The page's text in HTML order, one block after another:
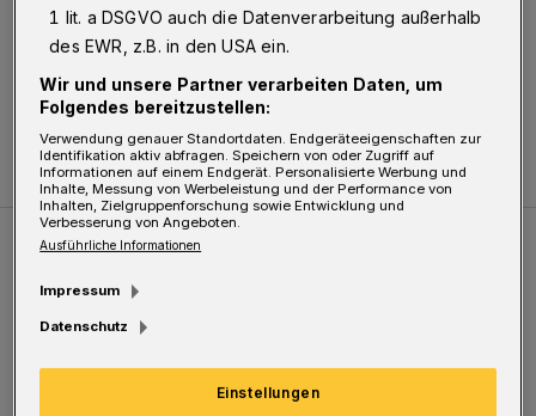
Sommer in der Elberfelder City
1 lit. a DSGVO auch die Datenverarbeitung außerhalb
des EWR, z.B. in den USA ein.
Wir und unsere Partner verarbeiten Daten, um
Folgendes bereitzustellen:
Verwendung genauer Standortdaten. Endgeräteeigenschaften zur
Identifikation aktiv abfragen. Speichern von oder Zugriff auf
Informationen auf einem Endgerät. Personalisierte Werbung und
Inhalte, Messung von Werbeleistung und der Performance von
Inhalten, Zielgruppenforschung sowie Entwicklung und
Verbesserung von Angeboten.
Ausführliche Informationen
Impressum
Datenschutz
Einstellungen